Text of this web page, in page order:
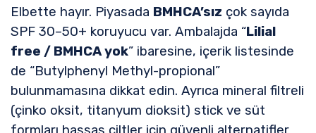
Elbette hayır. Piyasada BMHCA’sız çok sayıda
SPF 30–50+ koruyucu var. Ambalajda “Lilial
free / BMHCA yok” ibaresine, içerik listesinde
de “Butylphenyl Methyl-propional”
bulunmamasına dikkat edin. Ayrıca mineral filtreli
(çinko oksit, titanyum dioksit) stick ve süt